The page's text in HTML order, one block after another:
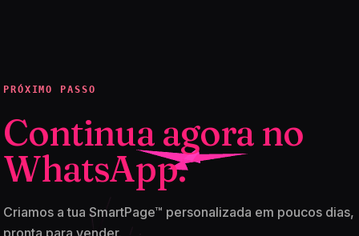
PRÓXIMO PASSO
Continua agora no
WhatsApp.
Criamos a tua SmartPage™ personalizada em poucos dias,